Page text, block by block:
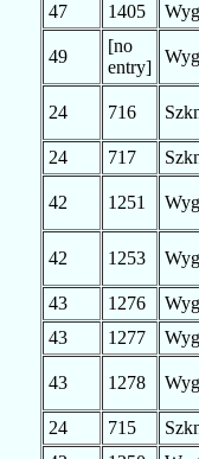
47 1405
49
[no
entry]
24 716
24 717
42 1251
42 1253
43 1276
43
1277
43 1278
24 715